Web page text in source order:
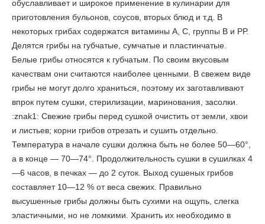
обуславливает и широкое применение в кулинарии для
приготовления бульонов, соусов, вторых блюд и т.д. В
некоторых грибах содержатся витамины А, С, группы В и РР.
Делятся грибы на губчатые, сумчатые и пластинчатые.
Белые грибы относятся к губчатым. По своим вкусовым
качествам они считаются наиболее ценными. В свежем виде
грибы не могут долго храниться, поэтому их заготавливают
впрок путем сушки, стерилизации, маринования, засолки.
:znak1: Свежие грибы перед сушкой очистить от земли, хвои
и листьев; корни грибов отрезать и сушить отдельно.
Температура в начале сушки должна быть не более 50—60°,
а в конце — 70—74°. Продолжительность сушки в сушилках 4
—6 часов, в печках — до 2 суток. Выход сушеных грибов
составляет 10—12 % от веса свежих. Правильно
высушенные грибы должны быть сухими на ощупь, слегка
эластичными, но не ломкими. Хранить их необходимо в